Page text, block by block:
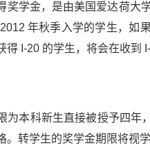
奖学金，是由美国爱达荷大
年秋季入学的学生，如
得 I-20 的学生，将会在收到
为本科新生直接被授予四年
。转学生的奖学金期限将视